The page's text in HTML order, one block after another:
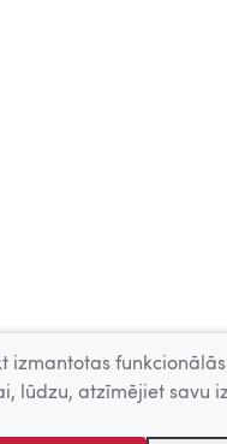
izmantotas
lūdzu, atzīmējiet savu